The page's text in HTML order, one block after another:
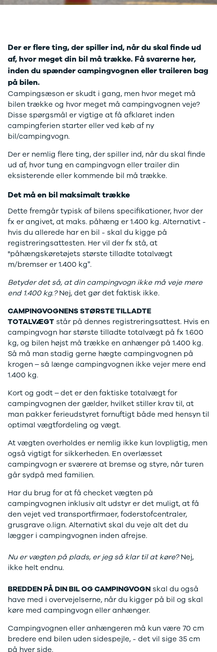
Anmeldelser
Modeller
Anmeldelser
Privatleasing
Kampagner
X-Trail
Modeller
Anmeldelser
Privatleasing
Kampagner
OMODA
5 EV
Modeller
Anmeldelser
Kampagner
JAECOO
J5 EV
Modeller
Anmeldelser
Privatleasing
Kampagner
F-150
Modeller
Alle nye biler
Guide til
elbiler
Guide til
hybridbiler
Ladeløsning
til elbil
Oversigt
Clever
ladeløsning
Ladekabler
til elbilen
Ladeløsning
til plug-in
hybrid
Ladeguide til
Webshop
A4
A8
Q2
Q3
Q5
Q7
S3
SQ5
TT
S5
RS6
Se alle BMW
Elbil
1-serie
118i
120d
X1
iX1
2-serie
218i
218d
225xe
3-serie
320i
320d
328i
330d
iX3
i3
i3s
4-serie
420d
420i
430i
Z4
520d
530d
530e
X5
iX
i4
Se alle BYD
Elbil
Atto 3
Han
Citroën
Skiferie i elbil
guideuniversBilguidenSe
vores videoguides og
gennemgange af nye
kanal Bilguiden.
Der er flere ting, der spiller ind, når du skal finde ud
af, hvor meget din bil må trække. Få svarerne her,
inden du spænder campingvognen eller traileren bag
på bilen.
Campingsæson er skudt i gang, men hvor meget må
bilen trække og hvor meget må campingvognen veje?
Disse spørgsmål er vigtige at få afklaret inden
campingferien starter eller ved køb af ny
bil/campingvogn.
Der er nemlig flere ting, der spiller ind, når du skal finde
ud af, hvor tung en campingvogn eller trailer din
eksisterende eller kommende bil må trække.
Det må en bil maksimalt trække
Dette fremgår typisk af bilens specifikationer, hvor der
fx er angivet, at maks. påhæng er 1.400 kg. Alternativt -
hvis du allerede har en bil - skal du kigge på
registreringsattesten. Her vil der fx stå, at
"påhængskøretøjets største tilladte totalvægt
m/bremser er 1.400 kg”.
Betyder det så, at din campingvogn ikke må veje mere
end 1.400 kg.?Nej, det gør det faktisk ikke.
CAMPINGVOGNENS STØRSTE TILLADTE
TOTALVÆGT står på dennes registreringsattest. Hvis en
campingvogn har største tilladte totalvægt på fx 1.600
kg, og bilen højst må trække en anhænger på 1.400 kg.
Så må man stadig gerne hægte campingvognen på
krogen – så længe campingvognen ikke vejer mere end
1.400 kg.
Kort og godt – det er den faktiske totalvægt for
campingvognen der gælder, hvilket stiller krav til, at
man pakker ferieudstyret fornuftigt både med hensyn til
optimal vægtfordeling og vægt.
At vægten overholdes er nemlig ikke kun lovpligtig, men
også vigtigt for sikkerheden. En overlæsset
campingvogn er sværere at bremse og styre, når turen
går sydpå med familien.
Har du brug for at få checket vægten på
campingvognen inklusiv alt udstyr er det muligt, at få
den vejet ved transportfirmaer, foderstofcentraler,
grusgrave o.lign. Alternativt skal du veje alt det du
lægger i campingvognen inden afrejse.
Nu er vægten på plads, er jeg så klar til at køre?Nej,
ikke helt endnu.
BREDDEN PÅ DIN BIL OG CAMPINGVOGN skal du også
have med i overvejelserne, når du kigger på bil og skal
køre med campingvogn eller anhænger.
Campingvognen eller anhængeren må kun være 70 cm
bredere end bilen uden sidespejle, - det vil sige 35 cm
på hver side.